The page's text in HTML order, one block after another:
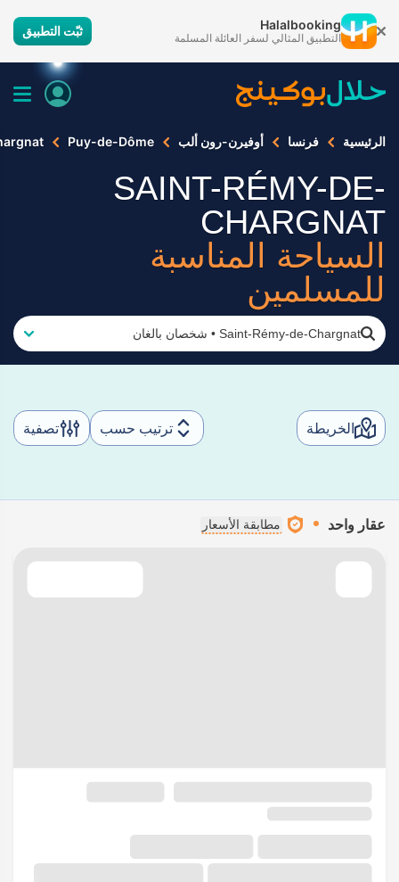
Halalbooking
التطبيق المثالي لسفر العائلة المسلمة ثبّت التطبيق
الرئيسية فرنسا أوفيرن-رون ألب Puy-de-Dôme
SAINT-RÉMY-DE-
CHARGNAT
السياحة المناسبة
للمسلمين
Saint-Rémy-de-Chargnat
• شخصان بالغان
الخريطة ترتيب حسب تصفية
عقار واحد مطابقة الأسعار